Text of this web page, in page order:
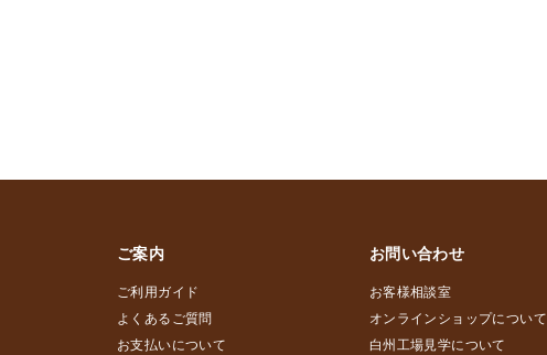
ご案内
ご利用ガイド
よくあるご質問
お支払いについて
お問い合わせ
お客様相談室
オンラインショップについて
白州工場見学について